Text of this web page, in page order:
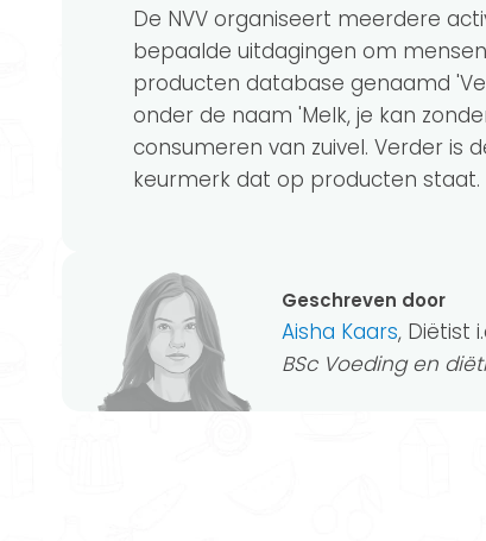
De NVV organiseert meerdere
bepaalde uitdagingen om
producten database genaamd
onder de naam 'Melk, je kan
consumeren van zuivel. Verder is
keurmerk dat op producten staat.
Geschreven door
Aisha Kaars, Diëtist
BSc Voeding en